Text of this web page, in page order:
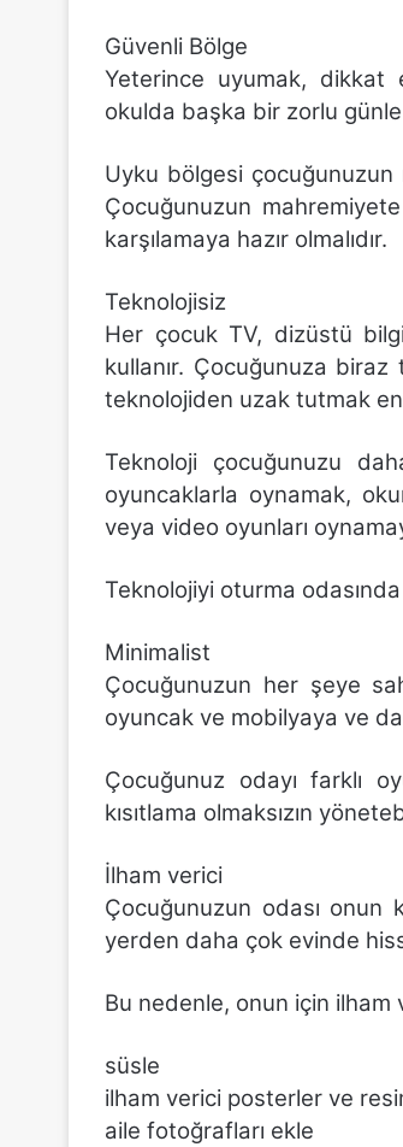
Güvenli Bölge
Yeterince uyumak, dikkat
okulda başka bir zorlu
Uyku bölgesi çocuğunuzun
Çocuğunuzun
karşılamaya hazır olmalıdır.
Teknolojisiz
Her çocuk TV, dizüstü
kullanır. Çocuğunuza biraz
teknolojiden uzak tutmak
Teknoloji çocuğunuzu
oyuncaklarla oynamak,
veya video oyunları
Teknolojiyi oturma
Minimalist
Çocuğunuzun her şeye
oyuncak ve mobilyaya ve
Çocuğunuz odayı farklı
kısıtlama olmaksızın
İlham verici
Çocuğunuzun odası onun
yerden daha çok evinde
Bu nedenle, onun için ilham
süsle
ilham verici posterler ve
aile fotoğrafları ekle